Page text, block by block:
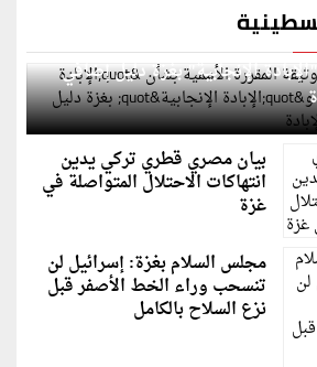
المقررة الأممية بشأن "الإبادة
الإنجابية" بغزة دليل إضافي
بيان مصري قطري تركي يدين
انتهاكات الاحتلال المتواصلة في
غزة
مجلس السلام بغزة: إسرائيل لن
تنسحب وراء الخط الأصفر قبل
نزع السلاح بالكامل